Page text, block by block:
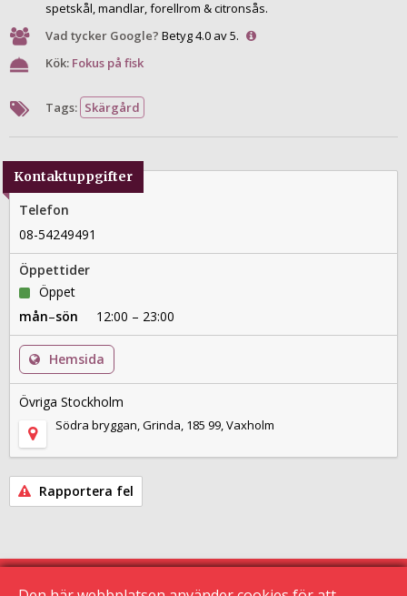
spetskål, mandlar, forellrom & citronsås.
Vad tycker Google? Betyg 4.0 av 5.
Kök: Fokus på fisk
Tags: Skärgård
Kontaktuppgifter
Telefon
08-54249491
Öppettider
Öppet
mån–sön 12:00 – 23:00
Hemsida
Övriga Stockholm
Södra bryggan, Grinda, 185 99, Vaxholm
Rapportera fel